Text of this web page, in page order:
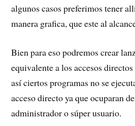
algunos casos preferimos tener
manera grafica, que este al
Bien para eso podremos crear
equivalente a los accesos
así ciertos programas no se
acceso directo ya que ocuparan
administrador o súper usuario.